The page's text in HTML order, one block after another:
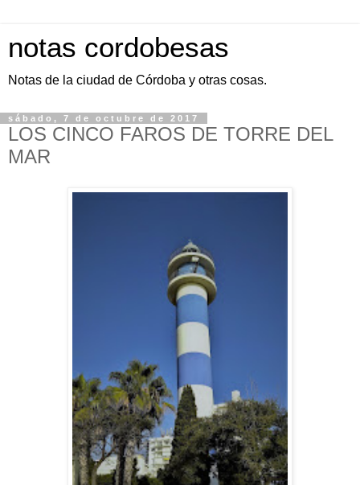
notas cordobesas
Notas de la ciudad de Córdoba y otras cosas.
sábado, 7 de octubre de 2017
LOS CINCO FAROS DE TORRE DEL
MAR